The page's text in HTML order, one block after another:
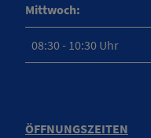
Mittwoch:
08:30 - 10:30 Uhr
ÖFFNUNGSZEITEN